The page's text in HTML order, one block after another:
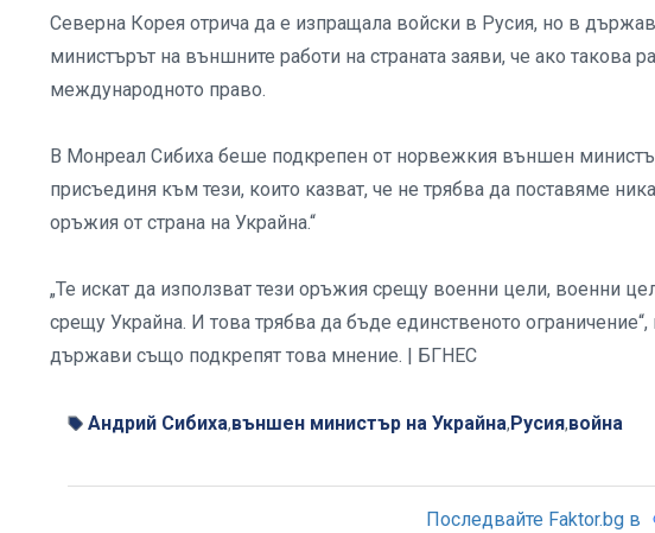
Северна Корея отрича да е изпращала войски в Русия, но в
министърът на външните работи на страната заяви, че ако такова
международното право.
В Монреал Сибиха беше подкрепен от норвежкия външен
присъединя към тези, които казват, че не трябва да поставяме
оръжия от страна на Украйна.“
„Те искат да използват тези оръжия срещу военни цели, военни
срещу Украйна. И това трябва да бъде единственото
държави също подкрепят това мнение. | БГНЕС
Андрий Сибиха,външен министър на Украйна, Русия,война
Последвайте Faktor.bg в